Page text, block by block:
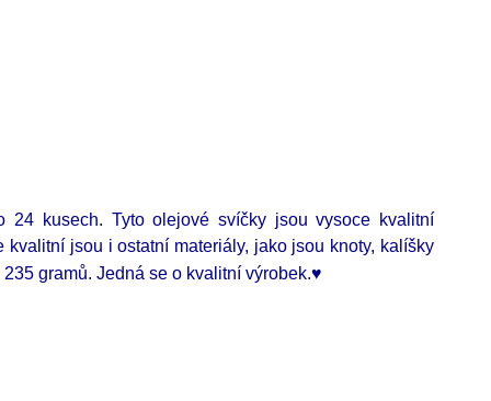
24 kusech. Tyto olejové svíčky jsou vysoce kvalitní
jsou i ostatní materiály, jako jsou knoty, kalíšky
gramů. Jedná se o kvalitní výrobek.♥